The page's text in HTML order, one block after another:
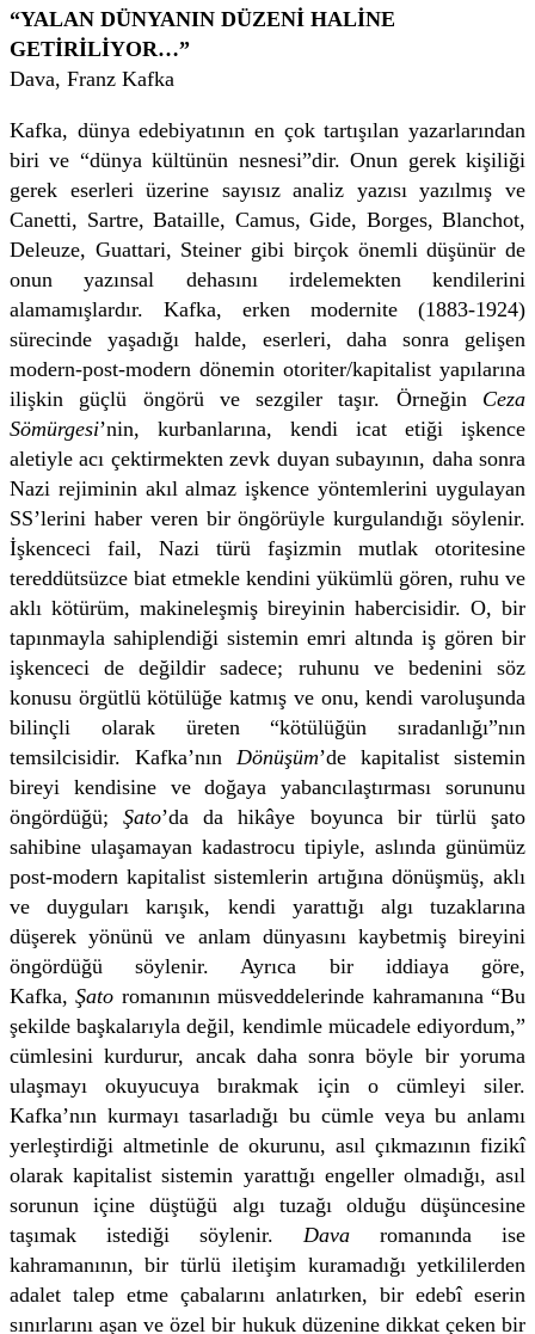
“YALAN DÜNYANIN DÜZENİ HALİNE
GETİRİLİYOR…”
Dava, Franz Kafka
Kafka, dünya edebiyatının en çok tartışılan yazarlarından
biri ve “dünya kültünün nesnesi”dir. Onun gerek kişiliği
gerek eserleri üzerine sayısız analiz yazısı yazılmış ve
Canetti, Sartre, Bataille, Camus, Gide, Borges, Blanchot,
Deleuze, Guattari, Steiner gibi birçok önemli düşünür de
onun yazınsal dehasını irdelemekten kendilerini
alamamışlardır. Kafka, erken modernite (1883-1924)
sürecinde yaşadığı halde, eserleri, daha sonra gelişen
modern-post-modern dönemin otoriter/kapitalist yapılarına
ilişkin güçlü öngörü ve sezgiler taşır. Örneğin Ceza
Sömürgesi’nin, kurbanlarına, kendi icat etiği işkence
aletiyle acı çektirmekten zevk duyan subayının, daha sonra
Nazi rejiminin akıl almaz işkence yöntemlerini uygulayan
SS’lerini haber veren bir öngörüyle kurgulandığı söylenir.
İşkenceci fail, Nazi türü faşizmin mutlak otoritesine
tereddütsüzce biat etmekle kendini yükümlü gören, ruhu ve
aklı kötürüm, makineleşmiş bireyinin habercisidir. O, bir
tapınmayla sahiplendiği sistemin emri altında iş gören bir
işkenceci de değildir sadece; ruhunu ve bedenini söz
konusu örgütlü kötülüğe katmış ve onu, kendi varoluşunda
bilinçli olarak üreten “kötülüğün sıradanlığı”nın
temsilcisidir. Kafka’nın Dönüşüm’de kapitalist sistemin
bireyi kendisine ve doğaya yabancılaştırması sorununu
öngördüğü;Şato’da da hikâye boyunca bir türlü şato
sahibine ulaşamayan kadastrocu tipiyle, aslında günümüz
post-modern kapitalist sistemlerin artığına dönüşmüş, aklı
ve duyguları karışık, kendi yarattığı algı tuzaklarına
düşerek yönünü ve anlam dünyasını kaybetmiş bireyini
öngördüğü söylenir. Ayrıca bir iddiaya göre,
Kafka,Şato romanının müsveddelerinde kahramanına “Bu
şekilde başkalarıyla değil, kendimle mücadele ediyordum,”
cümlesini kurdurur, ancak daha sonra böyle bir yoruma
ulaşmayı okuyucuya bırakmak için o cümleyi siler.
Kafka’nın kurmayı tasarladığı bu cümle veya bu anlamı
yerleştirdiği altmetinle de okurunu, asıl çıkmazının fizikî
olarak kapitalist sistemin yarattığı engeller olmadığı, asıl
sorunun içine düştüğü algı tuzağı olduğu düşüncesine
taşımak istediği söylenir. Dava romanında ise
kahramanının, bir türlü iletişim kuramadığı yetkililerden
adalet talep etme çabalarını anlatırken, bir edebî eserin
sınırlarını aşan ve özel bir hukuk düzenine dikkat çeken bir